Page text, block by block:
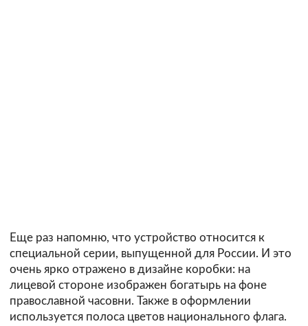
Еще раз напомню, что устройство относится к
специальной серии, выпущенной для России. И это
очень ярко отражено в дизайне коробки: на
лицевой стороне изображен богатырь на фоне
православной часовни. Также в оформлении
используется полоса цветов национального флага.